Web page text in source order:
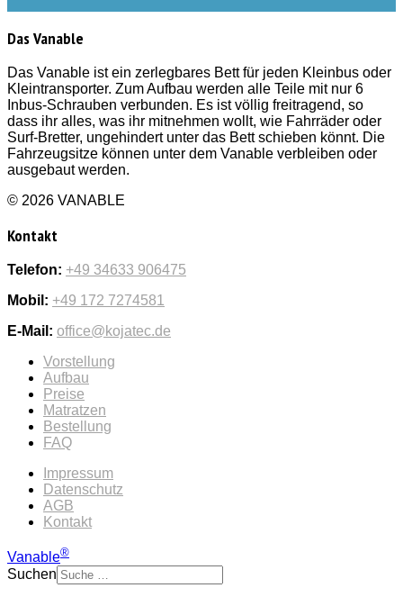
Das Vanable
Das Vanable ist ein zerlegbares Bett für jeden Kleinbus oder
Kleintransporter. Zum Aufbau werden alle Teile mit nur 6
Inbus-Schrauben verbunden. Es ist völlig freitragend, so
dass ihr alles, was ihr mitnehmen wollt, wie Fahrräder oder
Surf-Bretter, ungehindert unter das Bett schieben könnt. Die
Fahrzeugsitze können unter dem Vanable verbleiben oder
ausgebaut werden.
© 2026 VANABLE
Kontakt
Telefon: +49 34633 906475
Mobil: +49 172 7274581
E-Mail: office@kojatec.de
Vorstellung
Aufbau
Preise
Matratzen
Bestellung
FAQ
Impressum
Datenschutz
AGB
Kontakt
Vanable®
Suchen